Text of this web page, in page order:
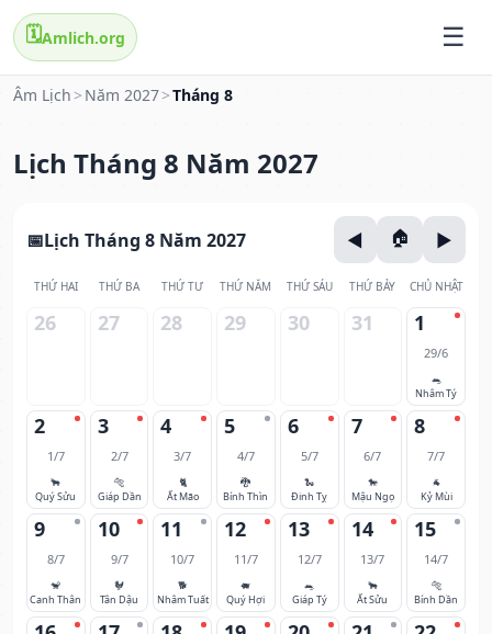
🗓️Amlich.org
Âm Lịch > Năm 2027>Tháng 8
Lịch Tháng 8 Năm 2027
Lịch Tháng 8 Năm 2027
THỨ HAI THỨ BA THỨ TƯ THỨ NĂM THỨ SÁU THỨ BẢY CHỦ NHẬT
26 27 28 29 30 31 1
29/6
🐀
Nhâm Tý
2
1/7
🐂
Quý Sửu
3
2/7
🐅
Giáp Dần
4
3/7
🐈
Ất Mão
5
4/7
🐉
Bính Thìn
6
5/7
🐍
Đinh Tỵ
7
6/7
🐎
Mậu Ngọ
8
7/7
🐐
Kỷ Mùi
9
8/7
🐒
Canh Thân
10
9/7
🐓
Tân Dậu
11
10/7
🐕
Nhâm Tuất
12
11/7
🐖
Quý Hợi
13
12/7
🐀
Giáp Tý
14
13/7
🐂
Ất Sửu
15
14/7
🐅
Bính Dần